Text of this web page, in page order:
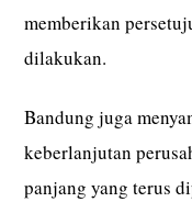
memberikan
dilakukan.
Bandung juga
keberlanjutan
panjang yang terus